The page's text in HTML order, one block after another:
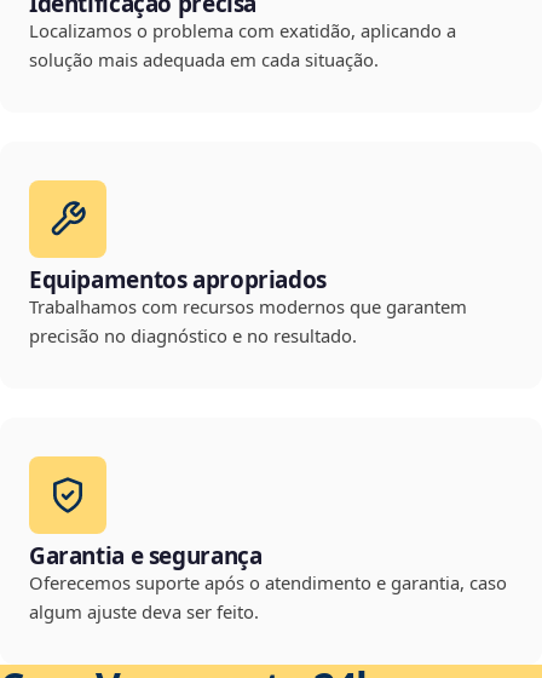
Localizamos o problema com exatidão, aplicando a
solução mais adequada em cada situação.
Equipamentos apropriados
Trabalhamos com recursos modernos que garantem
precisão no diagnóstico e no resultado.
Garantia e segurança
Oferecemos suporte após o atendimento e garantia, caso
algum ajuste deva ser feito.